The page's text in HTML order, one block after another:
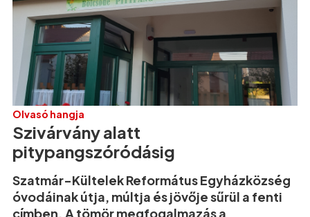
Olvasó hangja
Szivárvány alatt
pitypangszóródásig
Szatmár-Kültelek Református Egyházközség
óvodáinak útja, múltja és jövője sűrül a fenti
címben. A tömör megfogalmazás a